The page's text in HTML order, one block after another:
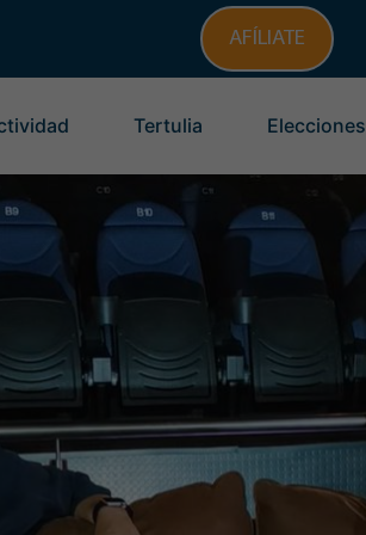
AFÍLIATE
Tertulia Elecciones